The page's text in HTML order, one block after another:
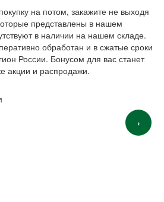
на потом, закажите не выходя
представлены в нашем
в наличии на нашем складе.
обработан и в сжатые сроки
России. Бонусом для вас станет
акции и распродажи.
›